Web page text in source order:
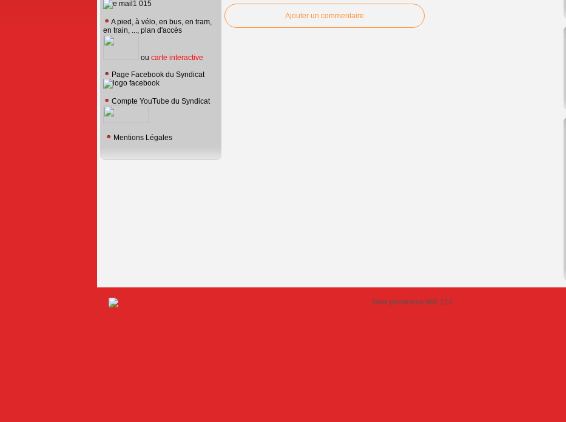
A pied, à vélo, en bus, en tram,
en train, ..., plan d'accès
ou carte interactive
Page Facebook du Syndicat
Compte YouTube du Syndicat
Mentions Légales
Ajouter un commentaire